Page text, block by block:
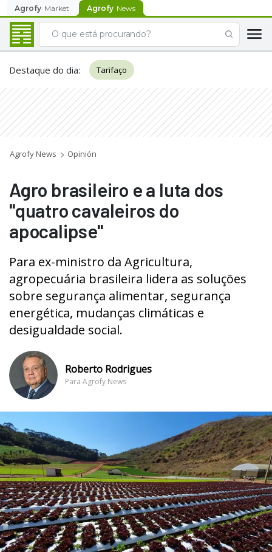
Agrofy Market Agrofy News
Destaque do dia: Tarifaço
Agrofy News Opinión
Agro brasileiro e a luta dos
"quatro cavaleiros do
apocalipse"
Para ex-ministro da Agricultura,
agropecuária brasileira lidera as soluções
sobre segurança alimentar, segurança
energética, mudanças climáticas e
desigualdade social.
Roberto Rodrigues
Para Agrofy News